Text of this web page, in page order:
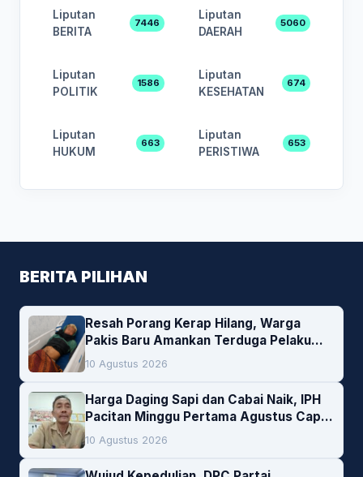
Liputan
BERITA
7446
Liputan
DAERAH
5060
Liputan
POLITIK
1586
Liputan
KESEHATAN
674
Liputan
HUKUM
663
Liputan
PERISTIWA
653
BERITA PILIHAN
Resah Porang Kerap Hilang, Warga
Pakis Baru Amankan Terduga Pelaku
Pencurian
10 Agustus 2026
Harga Daging Sapi dan Cabai Naik, IPH
Pacitan Minggu Pertama Agustus Capai
1,66 Persen. Ini Penjelasan Kabag Ayub
10 Agustus 2026